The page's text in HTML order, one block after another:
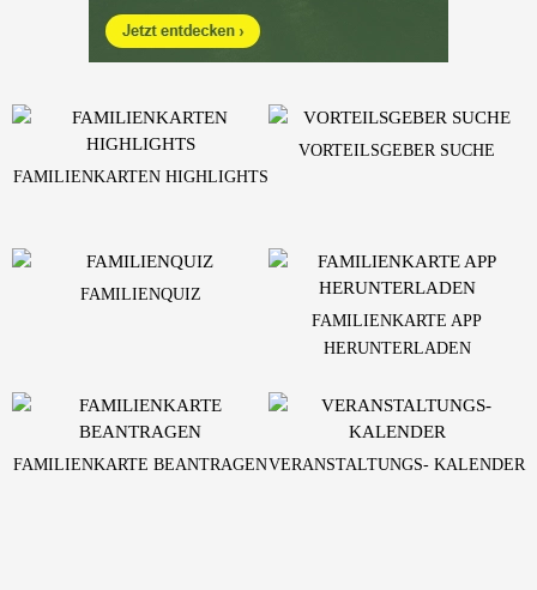
FAMILIENKARTEN HIGHLIGHTS
VORTEILSGEBER SUCHE
FAMILIENQUIZ
FAMILIENKARTE APP
HERUNTERLADEN
FAMILIENKARTE BEANTRAGENVERANSTALTUNGS- KALENDER